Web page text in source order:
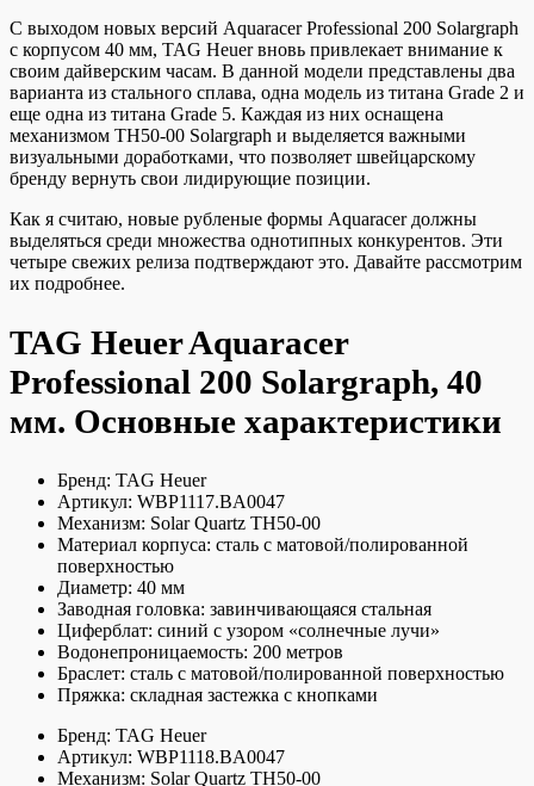
С выходом новых версий Aquaracer Professional 200 Solargraph
с корпусом 40 мм, TAG Heuer вновь привлекает внимание к
своим дайверским часам. В данной модели представлены два
варианта из стального сплава, одна модель из титана Grade 2 и
еще одна из титана Grade 5. Каждая из них оснащена
механизмом TH50-00 Solargraph и выделяется важными
визуальными доработками, что позволяет швейцарскому
бренду вернуть свои лидирующие позиции.
Как я считаю, новые рубленые формы Aquaracer должны
выделяться среди множества однотипных конкурентов. Эти
четыре свежих релиза подтверждают это. Давайте рассмотрим
их подробнее.
TAG Heuer Aquaracer
Professional 200 Solargraph, 40
мм. Основные характеристики
Бренд: TAG Heuer
Артикул: WBP1117.BA0047
Механизм: Solar Quartz TH50-00
Материал корпуса: сталь с матовой/полированной
поверхностью
Диаметр: 40 мм
Заводная головка: завинчивающаяся стальная
Циферблат: синий с узором «солнечные лучи»
Водонепроницаемость: 200 метров
Браслет: сталь с матовой/полированной поверхностью
Пряжка: складная застежка с кнопками
Бренд: TAG Heuer
Артикул: WBP1118.BA0047
Механизм: Solar Quartz TH50-00